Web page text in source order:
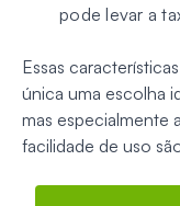
pode levar a
Essas
única uma escolha
mas especialmente
facilidade de uso